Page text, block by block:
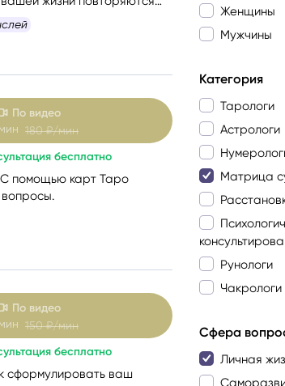
«Да-Нет»
Таро Уэйта
на ситуацию
на неделю
Женщины
Мужчины
Категория
Тарологи
Астрологи
Матрица
Рунологи
Чакрологи
Сфера
Личная
шаги, чтобы двигаться
С помощью карт Таро
По видео
180 ₽/мин
бесплатно
сформулировать ваш
По видео
150 ₽/мин
бесплатно